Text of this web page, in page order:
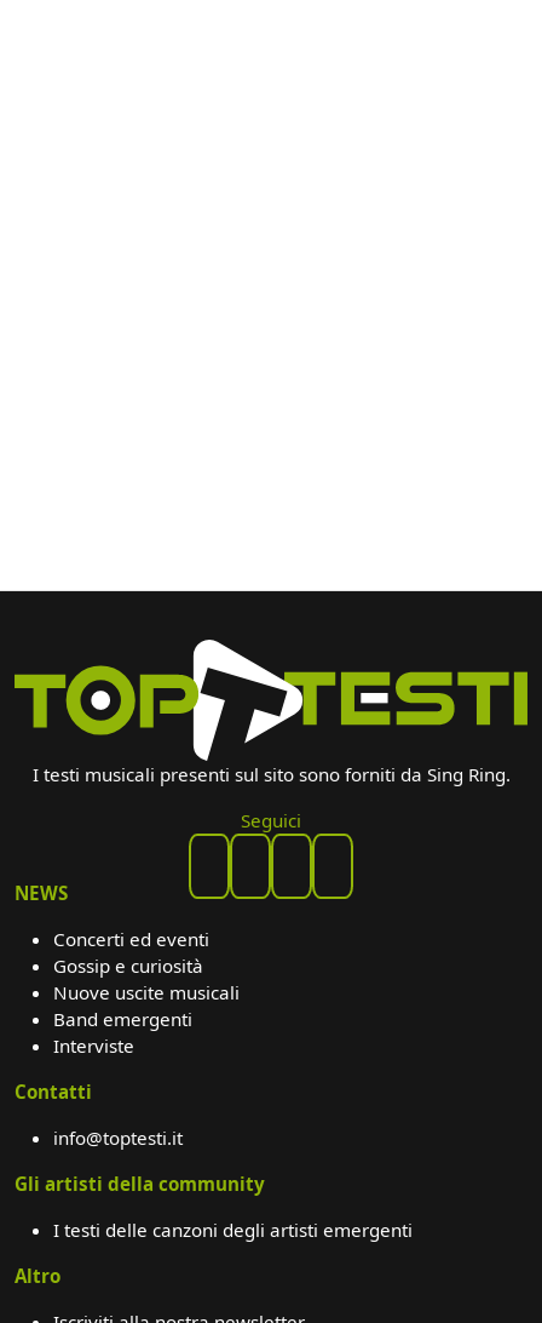
I testi musicali presenti sul sito sono forniti da Sing Ring.
Seguici
NEWS
Concerti ed eventi
Gossip e curiosità
Nuove uscite musicali
Band emergenti
Interviste
Contatti
info@toptesti.it
Gli artisti della community
I testi delle canzoni degli artisti emergenti
Altro